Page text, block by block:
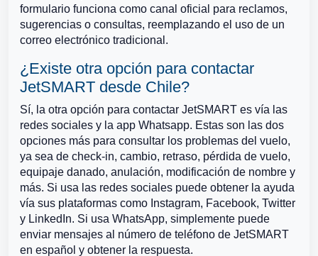
formulario funciona como canal oficial para reclamos,
sugerencias o consultas, reemplazando el uso de un
correo electrónico tradicional.
¿Existe otra opción para contactar
JetSMART desde Chile?
Sí, la otra opción para contactar JetSMART es vía las
redes sociales y la app Whatsapp. Estas son las dos
opciones más para consultar los problemas del vuelo,
ya sea de check-in, cambio, retraso, pérdida de vuelo,
equipaje danado, anulación, modificación de nombre y
más. Si usa las redes sociales puede obtener la ayuda
vía sus plataformas como Instagram, Facebook, Twitter
y LinkedIn. Si usa WhatsApp, simplemente puede
enviar mensajes al número de teléfono de JetSMART
en español y obtener la respuesta.